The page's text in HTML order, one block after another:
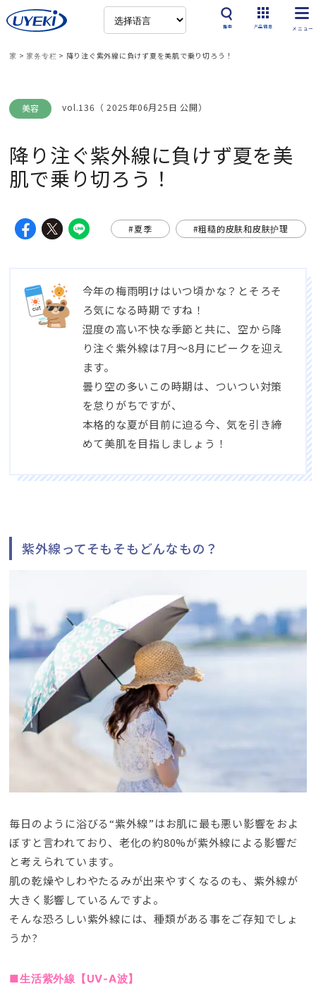
搜索 产品信息
家 > 家务专栏 > 降り注ぐ紫外線に負けず夏を美肌で乗り切ろう！
美容 vol.136（ 2025年06月25日 公開）
降り注ぐ紫外線に負けず夏を美
肌で乗り切ろう！
#夏季 #粗糙的皮肤和皮肤护理
今年の梅雨明けはいつ頃かな？とそろそ
ろ気になる時期ですね！
湿度の高い不快な季節と共に、 空から降
り注ぐ紫外線は7月～8月にピークを迎え
ます。
曇り空の多いこの時期は、 ついつい対策
を怠りがちですが、
本格的な夏が目前に迫る今、気を引き締
めて美肌を目指しましょう！
紫外線ってそもそもどんなもの？
毎日のように浴びる“紫外線”はお肌に最も悪い影響をおよ
ぼすと言われており、 老化の約80%が紫外線による影響だ
と考えられています。
肌の乾燥やしわやたるみが出来やすくなるのも、 紫外線が
大きく影響しているんですよ。
そんな恐ろしい紫外線には、種類がある事をご存知でしょ
うか?
■生活紫外線【UV-A波】